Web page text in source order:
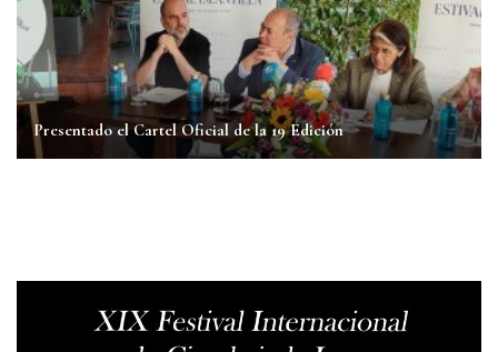
Presentado el Cartel Oficial de la 19 Edición